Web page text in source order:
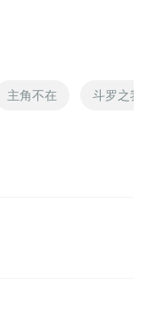
主角不在 斗罗之我